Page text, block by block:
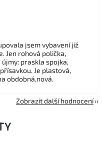
jsem vybavení již
Jen rohová polička,
praskla spojka,
Je plastová,
obdobná,nová.
Zobrazit další hodnocení